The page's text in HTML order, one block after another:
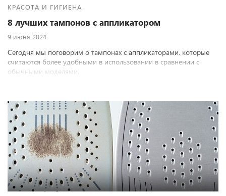
КРАСОТА И ГИГИЕНА
8 лучших тампонов с аппликатором
9 июня 2024
Сегодня мы поговорим о тампонах с аппликаторами, которые
считаются более удобными в использовании в сравнении с
обычными моделями.